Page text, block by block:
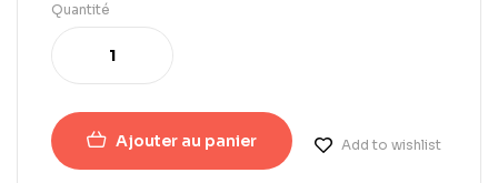
Quantité
Ajouter au panier Add to wishlist